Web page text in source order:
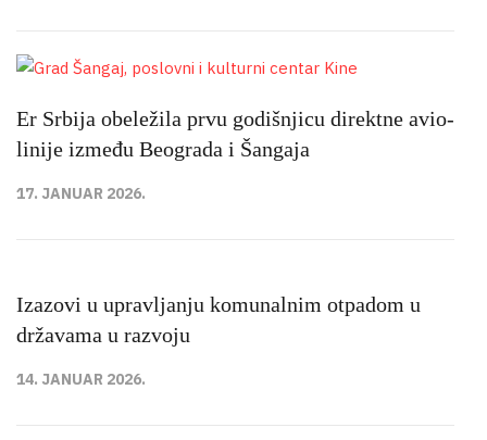
Er Srbija obeležila prvu godišnjicu direktne avio-
linije između Beograda i Šangaja
17. JANUAR 2026.
Izazovi u upravljanju komunalnim otpadom u
državama u razvoju
14. JANUAR 2026.